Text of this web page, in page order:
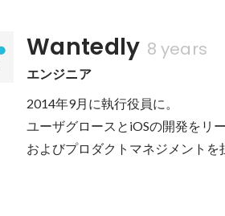
Wantedly 8 years
エンジニア
2014年9月に執行役員に。
ユーザグロースとiOSの開発をリ
およびプロダクトマネジメントを